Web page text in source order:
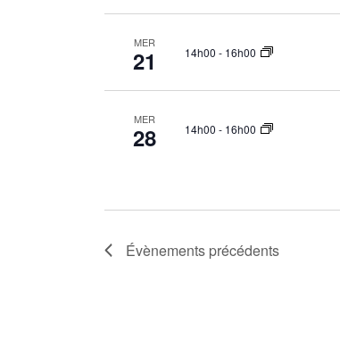
MER
21 14h00 - 16h00
MER
28 14h00 - 16h00
Évènements précédents